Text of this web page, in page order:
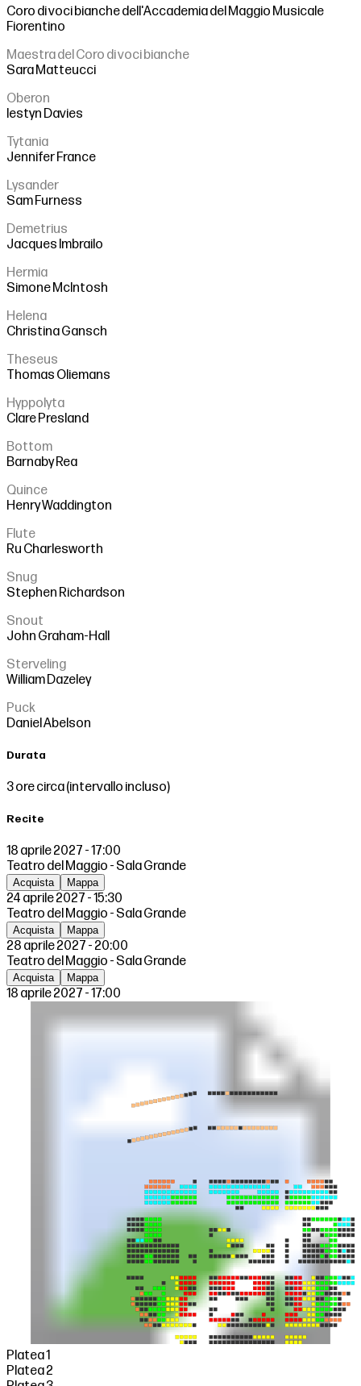
Coro di voci bianche dell'Accademia del Maggio Musicale
Fiorentino
Maestra del Coro di voci bianche
Sara Matteucci
Oberon
Iestyn Davies
Tytania
Jennifer France
Lysander
Sam Furness
Demetrius
Jacques Imbrailo
Hermia
Simone McIntosh
Helena
Christina Gansch
Theseus
Thomas Oliemans
Hyppolyta
Clare Presland
Bottom
Barnaby Rea
Quince
Henry Waddington
Flute
Ru Charlesworth
Snug
Stephen Richardson
Snout
John Graham-Hall
Sterveling
William Dazeley
Puck
Daniel Abelson
Durata
3 ore circa (intervallo incluso)
Recite
18 aprile 2027 - 17:00
Teatro del Maggio - Sala Grande
Acquista Mappa
24 aprile 2027 - 15:30
Teatro del Maggio - Sala Grande
Acquista Mappa
28 aprile 2027 - 20:00
Teatro del Maggio - Sala Grande
Acquista Mappa
18 aprile 2027 - 17:00
Platea 1
Platea 2